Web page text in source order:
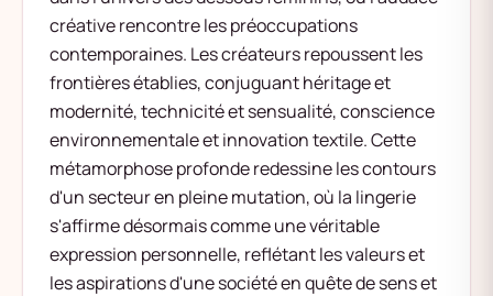
créative rencontre les préoccupations
contemporaines. Les créateurs repoussent les
frontières établies, conjuguant héritage et
modernité, technicité et sensualité, conscience
environnementale et innovation textile. Cette
métamorphose profonde redessine les contours
d'un secteur en pleine mutation, où la lingerie
s'affirme désormais comme une véritable
expression personnelle, reflétant les valeurs et
les aspirations d'une société en quête de sens et